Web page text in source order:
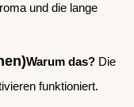
und die lange
Warum das? Die
funktioniert.